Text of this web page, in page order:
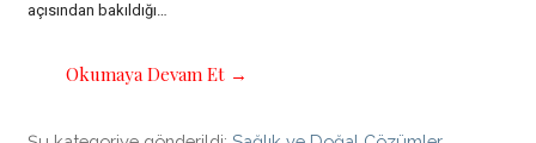
açısından bakıldığı…
Okumaya Devam Et →